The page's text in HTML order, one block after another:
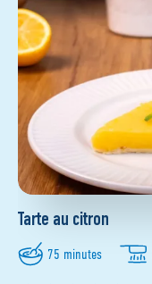
Tarte au citron
75 minutes